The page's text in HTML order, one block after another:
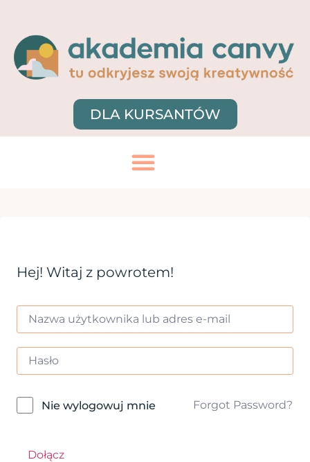
DLA KURSANTÓW
Hej! Witaj z powrotem!
Nie wylogowuj mnie Forgot Password?
Dołącz